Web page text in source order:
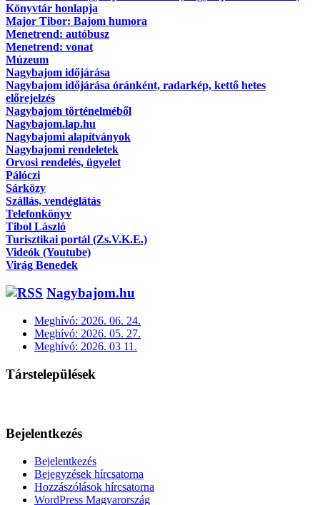
Könyvtár honlapja
Major Tibor: Bajom humora
Menetrend: autóbusz
Menetrend: vonat
Múzeum
Nagybajom időjárása
Nagybajom időjárása óránként, radarkép, kettő hetes
előrejelzés
Nagybajom történelméből
Nagybajom.lap.hu
Nagybajomi alapítványok
Nagybajomi rendeletek
Orvosi rendelés, ügyelet
Pálóczi
Sárközy
Szállás, vendéglátás
Telefonkönyv
Tibol László
Turisztikai portál (Zs.V.K.E.)
Videók (Youtube)
Virág Benedek
Nagybajom.hu
Meghívó: 2026. 06. 24.
Meghívó: 2026. 05. 27.
Meghívó: 2026. 03 11.
Társtelepülések
Bejelentkezés
Bejelentkezés
Bejegyzések hírcsatorna
Hozzászólások hírcsatorna
WordPress Magyarország